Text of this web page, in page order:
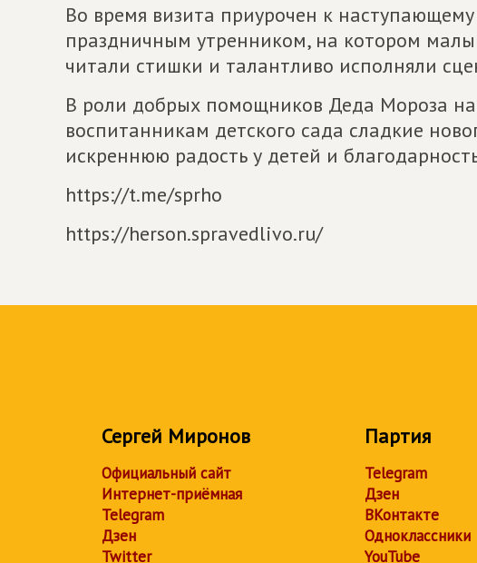
Во время визита приурочен к
праздничным утренником, на котором
читали стишки и талантливо исполняли
В роли добрых помощников Деда Мороза
воспитанникам детского сада сладкие
искреннюю радость у детей и
https://t.me/sprho
https://herson.spravedlivo.ru/
Сергей Миронов
Официальный сайт
Интернет-приёмная
Telegram
Дзен
Twitter
Партия
Telegram
Дзен
ВКонтакте
Одноклассники
YouTube